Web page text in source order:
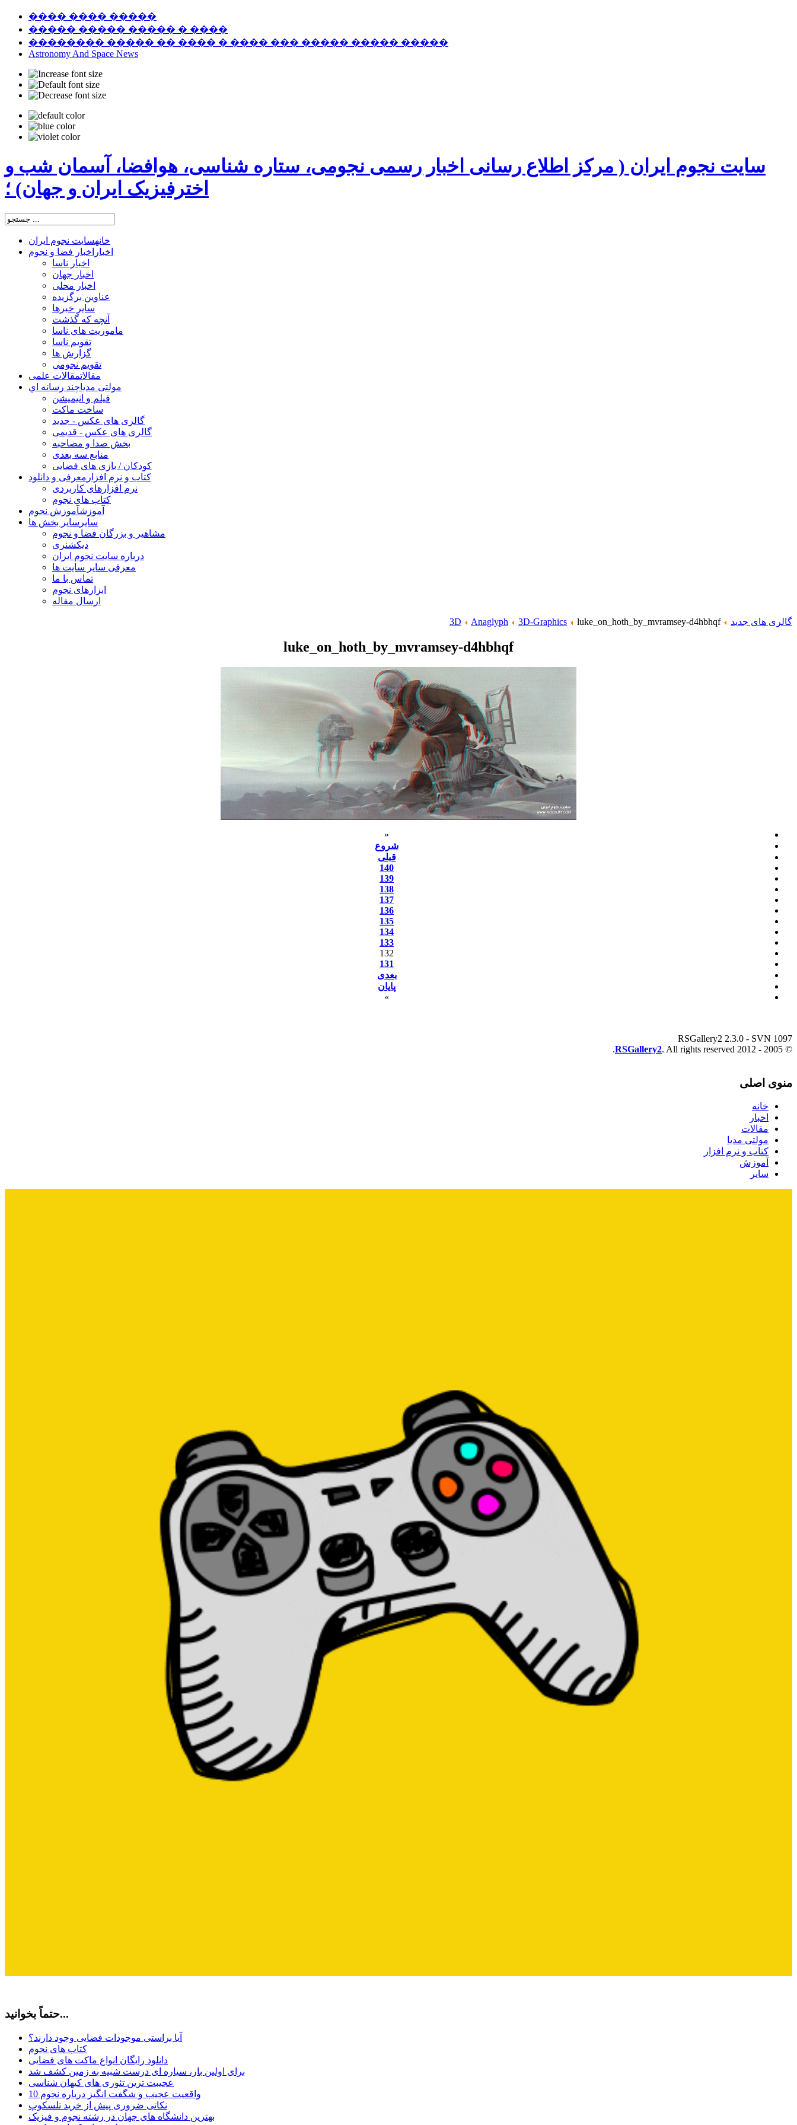
���� ���� �����
����� ����� ����� � ����
�������� ����� �� ���� � ���� ��� ����� ����� �����
Astronomy And Space News
سایت نجوم ایران ( مرکز اطلاع رسانی اخبار رسمی نجومی، ستاره شناسی، هوافضا، آسمان شب و
اخترفیزیک ایران و جهان) ؛
خانهسایت نجوم ایران
اخبار اخبار فضا و نجوم
اخبار ناسا
اخبار جهان
اخبار محلی
عناوین برگزیده
سایر خبرها
آنچه که گذشت
ماموریت های ناسا
تقویم ناسا
گزارش ها
تقویم نجومی
مقالاتمقالات علمی
مولتی مدیاچند رسانه اي
فیلم و انیمیشن
ساخت ماکت
گالری های عکس - جدید
گالری های عکس - قدیمی
بخش صدا و مصاحبه
منابع سه بعدی
کودکان / بازی های فضایی
کتاب و نرم افزار معرفی و دانلود
نرم افزارهای کاربردی
کتاب های نجوم
آموزشآموزش نجوم
سایر سایر بخش ها
مشاهیر و بزرگان فضا و نجوم
دیکشنری
درباره سایت نجوم ایران
معرفی سایر سایت ها
تماس با ما
ابزارهای نجوم
ارسال مقاله
گالری های جدید 3D Anaglyph 3D-Graphics luke_on_hoth_by_mvramsey-d4hbhqf
luke_on_hoth_by_mvramsey-d4hbhqf
«
شروع
قبلی
140
139
138
137
136
135
134
133
132
131
بعدی
پایان
»
RSGallery2 2.3.0 - SVN 1097
© 2005 - 2012
RSGallery2. All rights reserved.
منوی اصلی
خانه
اخبار
مقالات
مولتی مدیا
کتاب و نرم افزار
آموزش
سایر
حتماً بخوانید...
آیا براستی موجودات فضایی وجود دارند؟
کتاب های نجوم
دانلود رایگان انواع ماکت های فضایی
برای اولین بار، سیاره ای درست شبیه به زمین کشف شد
عجیبت ترین تئوری های کیهان شناسی
10 واقعیت عجیب و شگفت انگیز درباره نجوم
نکاتی ضروری پیش از خرید تلسکوپ
بهترین دانشگاه های جهان در رشته نجوم و فیزیک